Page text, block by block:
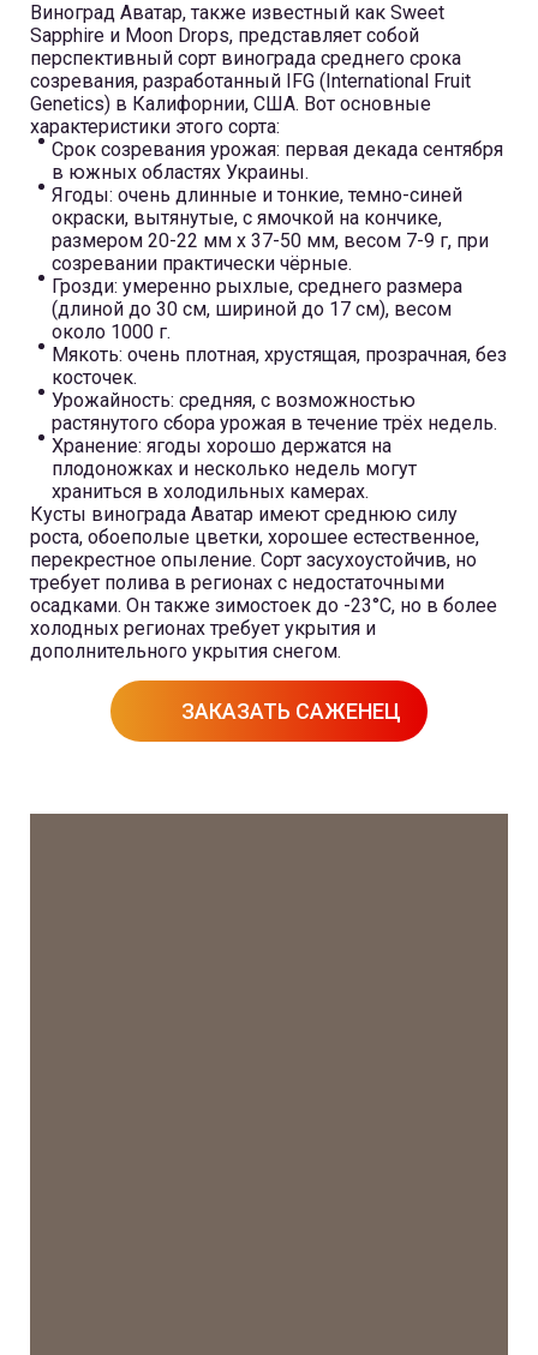
Виноград Аватар, также известный как Sweet
Sapphire и Moon Drops, представляет собой
перспективный сорт винограда среднего срока
созревания, разработанный IFG (International Fruit
Genetics) в Калифорнии, США. Вот основные
характеристики этого сорта:
Срок созревания урожая: первая декада сентября
в южных областях Украины.
Ягоды: очень длинные и тонкие, темно-синей
окраски, вытянутые, с ямочкой на кончике,
размером 20-22 мм х 37-50 мм, весом 7-9 г, при
созревании практически чёрные.
Грозди: умеренно рыхлые, среднего размера
(длиной до 30 см, шириной до 17 см), весом
около 1000 г.
Мякоть: очень плотная, хрустящая, прозрачная, без
косточек.
Урожайность: средняя, с возможностью
растянутого сбора урожая в течение трёх недель.
Хранение: ягоды хорошо держатся на
плодоножках и несколько недель могут
храниться в холодильных камерах.
Кусты винограда Аватар имеют среднюю силу
роста, обоеполые цветки, хорошее естественное,
перекрестное опыление. Сорт засухоустойчив, но
требует полива в регионах с недостаточными
осадками. Он также зимостоек до -23°C, но в более
холодных регионах требует укрытия и
дополнительного укрытия снегом.
ЗАКАЗАТЬ САЖЕНЕЦ